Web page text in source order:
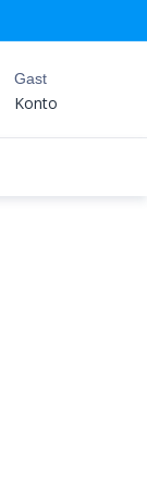
Gast
Konto